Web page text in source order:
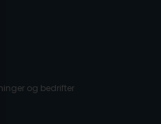
og bedrifter